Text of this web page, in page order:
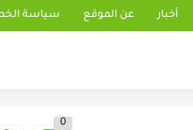
أخبار عن الموقع سياسة
0